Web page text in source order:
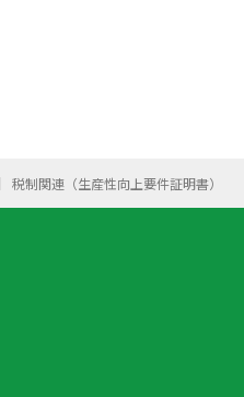
税制関連（生産性向上要件証明書）